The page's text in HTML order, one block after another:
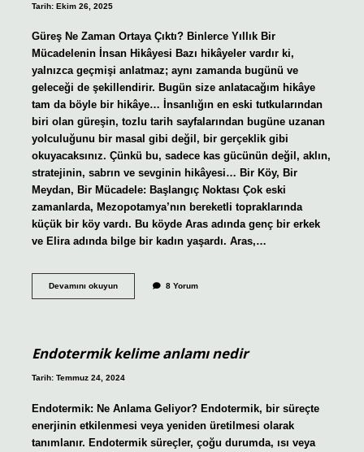
Tarih: Ekim 26, 2025
Güreş Ne Zaman Ortaya Çıktı? Binlerce Yıllık Bir
Mücadelenin İnsan Hikâyesi Bazı hikâyeler vardır ki,
yalnızca geçmişi anlatmaz; aynı zamanda bugünü ve
geleceği de şekillendirir. Bugün size anlatacağım hikâye
tam da böyle bir hikâye… İnsanlığın en eski tutkularından
biri olan güreşin, tozlu tarih sayfalarından bugüne uzanan
yolculuğunu bir masal gibi değil, bir gerçeklik gibi
okuyacaksınız. Çünkü bu, sadece kas gücünün değil, aklın,
stratejinin, sabrın ve sevginin hikâyesi… Bir Köy, Bir
Meydan, Bir Mücadele: Başlangıç Noktası Çok eski
zamanlarda, Mezopotamya’nın bereketli topraklarında
küçük bir köy vardı. Bu köyde Aras adında genç bir erkek
ve Elira adında bilge bir kadın yaşardı. Aras,…
Devamını okuyunGüreş
8 Yorum
Endotermik kelime anlamı nedir
Tarih: Temmuz 24, 2024
Endotermik: Ne Anlama Geliyor? Endotermik, bir süreçte
enerjinin etkilenmesi veya yeniden üretilmesi olarak
tanımlanır. Endotermik süreçler, çoğu durumda, ısı veya